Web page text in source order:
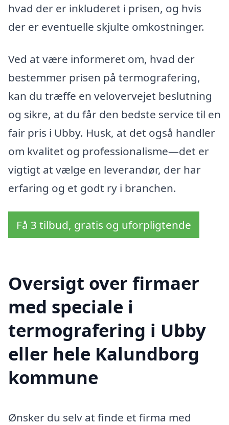
hvad der er inkluderet i prisen, og hvis
der er eventuelle skjulte omkostninger.
Ved at være informeret om, hvad der
bestemmer prisen på termografering,
kan du træffe en velovervejet beslutning
og sikre, at du får den bedste service til en
fair pris i Ubby. Husk, at det også handler
om kvalitet og professionalisme—det er
vigtigt at vælge en leverandør, der har
erfaring og et godt ry i branchen.
Få 3 tilbud, gratis og uforpligtende
Oversigt over firmaer
med speciale i
termografering i Ubby
eller hele Kalundborg
kommune
Ønsker du selv at finde et firma med